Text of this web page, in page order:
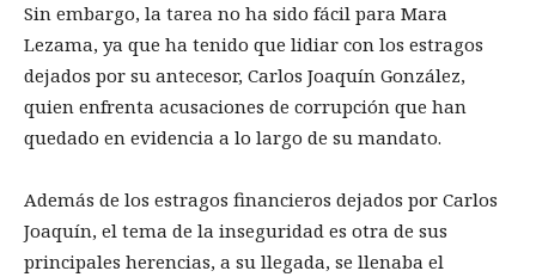
Sin embargo, la tarea no ha sido fácil para Mara
Lezama, ya que ha tenido que lidiar con los estragos
dejados por su antecesor, Carlos Joaquín González,
quien enfrenta acusaciones de corrupción que han
quedado en evidencia a lo largo de su mandato.
Además de los estragos financieros dejados por Carlos
Joaquín, el tema de la inseguridad es otra de sus
principales herencias, a su llegada, se llenaba el